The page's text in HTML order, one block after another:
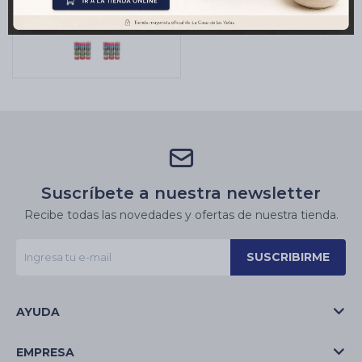
$ 1.906
Suscríbete a nuestra newsletter
Recibe todas las novedades y ofertas de nuestra tienda.
SUSCRIBIRME
AYUDA
EMPRESA